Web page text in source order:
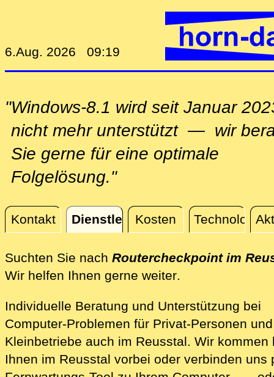
6.Aug. 2026 09:19
"Windows-8.1 wird seit Januar
nicht mehr unterstützt — wir
Sie gerne für eine optimale
Folgelösung."
Kontakt Dienstleistungen
Kosten Technologie
Dienstleistungen
Suchten Sie nach Routercheckpoint im
Wir helfen Ihnen gerne weiterdirekt vor Ort
.
Individuelle Beratung und Unterstützung bei
Computer-Problemen für Privat-Personen und
Kleinbetriebe auch im Reusstal. Wir kommen
Ihnen im Reusstal vorbei oder verbinden uns